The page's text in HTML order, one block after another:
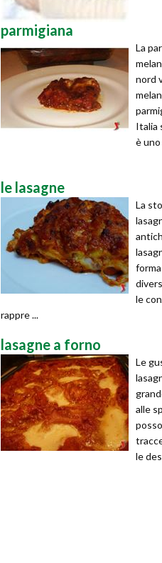
parmigiana
La
nord
Italia
è uno
le lasagne
La
le
rappre ...
lasagne a forno
Le
alle
le